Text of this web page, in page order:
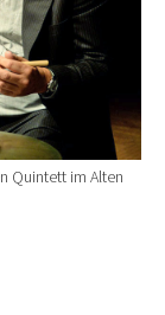
Quintett im Alten